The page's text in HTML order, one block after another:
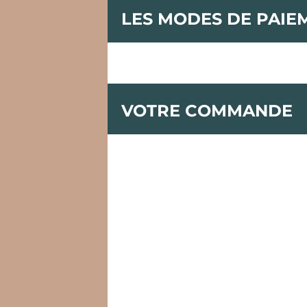
LES MODES DE
VOTRE COMMANDE